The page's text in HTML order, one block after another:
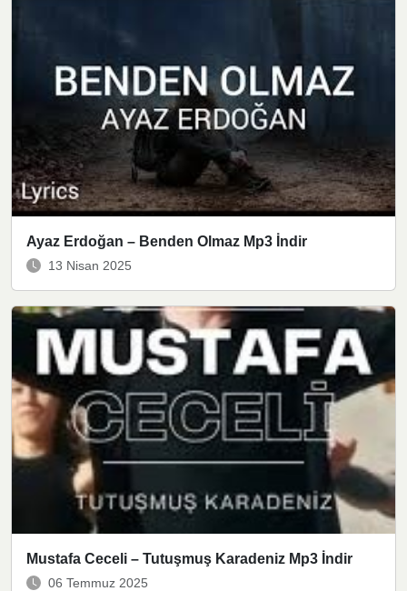
Ayaz Erdoğan – Benden Olmaz Mp3 İndir
13 Nisan 2025
Mustafa Ceceli – Tutuşmuş Karadeniz Mp3 İndir
06 Temmuz 2025